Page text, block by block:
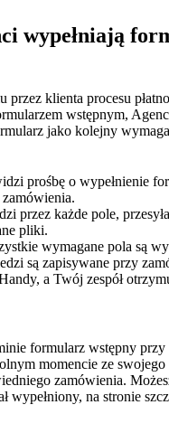
wypełniają
przez klienta procesu
wstępnym,
jako kolejny
prośbę o wypełnienie
przez każde pole,
pliki.
wymagane pola są
są zapisywane przy
a Twój zespół
formularz wstępny przy
momencie ze
zamówienia.
wypełniony, na stronie